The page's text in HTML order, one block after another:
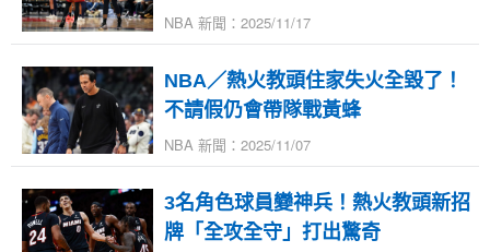
NBA 新聞：2025/11/17
NBA／熱火教頭住家失火全毀了！
不請假仍會帶隊戰黃蜂
NBA 新聞：2025/11/07
3名角色球員變神兵！熱火教頭新招
牌「全攻全守」打出驚奇